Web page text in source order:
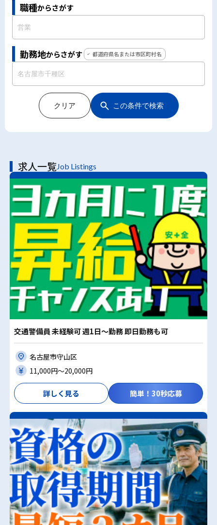
職種からさがす
勤務地からさがす 都道府県名または市区町村名
クリア この条件で検索
求人一覧Job Listings
交通警備員 未経験可 週1日～勤務 即日勤務も可
名古屋市守山区
11,000円〜20,000円
詳しく見る 簡単！30秒応募